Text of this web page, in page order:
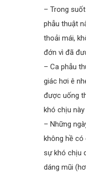
– Trong
phẫu thuật
thoải mái,
đớn vì đã
– Ca phẫu
giác hơi ê
được uống
khó chịu này
– Những
không hề có
sự khó chịu
dáng mũi